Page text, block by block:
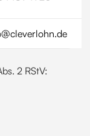
2 RStV: